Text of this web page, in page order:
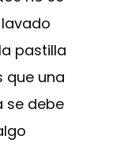
pastilla
que una
se debe